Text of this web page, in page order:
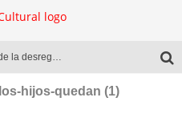
El libro en la mira de la desregulación
llovedorhijos-quedan (1)